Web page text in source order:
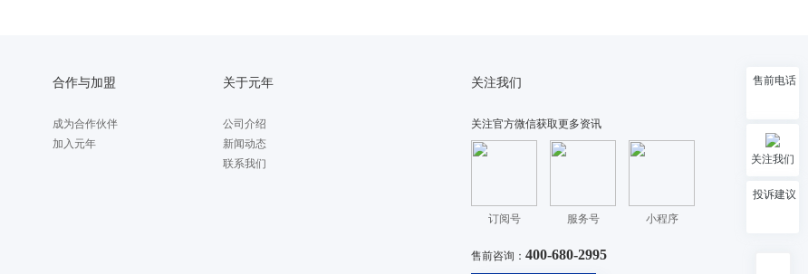
售前电话
关注我们
投诉建议
合作与加盟
成为合作伙伴
加入元年
关于元年
公司介绍
新闻动态
联系我们
关注我们
关注官方微信获取更多资讯
订阅号 服务号 小程序
售前咨询： 400-680-2995